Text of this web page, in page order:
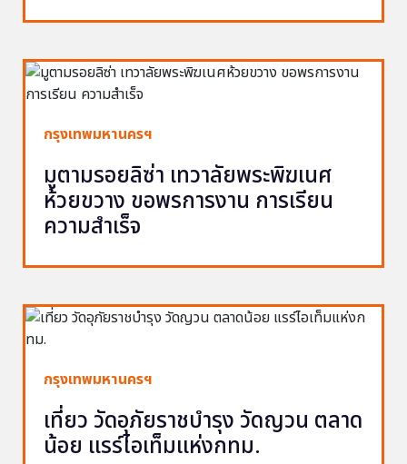
กรุงเทพมหานครฯ
มูตามรอยลิซ่า เทวาลัยพระพิฆเนศ
ห้วยขวาง ขอพรการงาน การเรียน
ความสำเร็จ
กรุงเทพมหานครฯ
เที่ยว วัดอุภัยราชบำรุง วัดญวน ตลาด
น้อย แรร์ไอเท็มแห่งกทม.